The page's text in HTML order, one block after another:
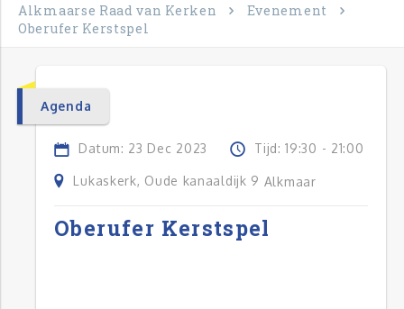
Alkmaarse Raad van Kerken
Evenement
Oberufer Kerstspel
Agenda
Datum: 23 Dec 2023 Tijd: 19:30 - 21:00
Lukaskerk, Oude kanaaldijk 9 Alkmaar
Oberufer Kerstspel